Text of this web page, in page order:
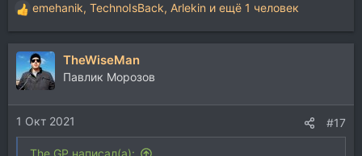
Р
е
а
к
ц
и
и
:
emehanik, TechnoIsBack, Arlekin и ещё 1 человек
TheWiseMan
Павлик Морозов
1 Окт 2021 #17
The GP написал(а):